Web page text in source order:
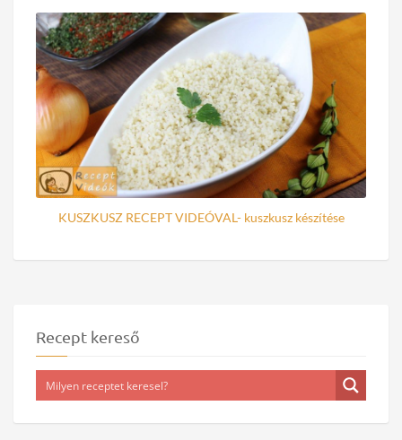
KUSZKUSZ RECEPT VIDEÓVAL- kuszkusz készítése
Recept kereső